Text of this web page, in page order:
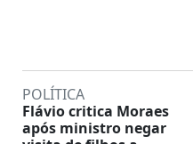
POLÍTICA
Flávio critica Moraes
após ministro negar